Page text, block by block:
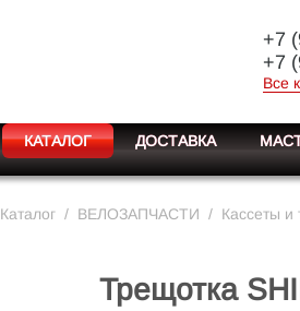
+7
+7
Все
КАТАЛОГ ДОСТАВКА
Каталог / ВЕЛОЗАПЧАСТИ / Кассеты и
Трещотка